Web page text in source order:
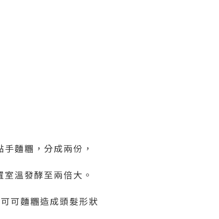
麵糰，分成兩份，
溫發酵至兩倍大。
可麵糰造成頭髮形狀